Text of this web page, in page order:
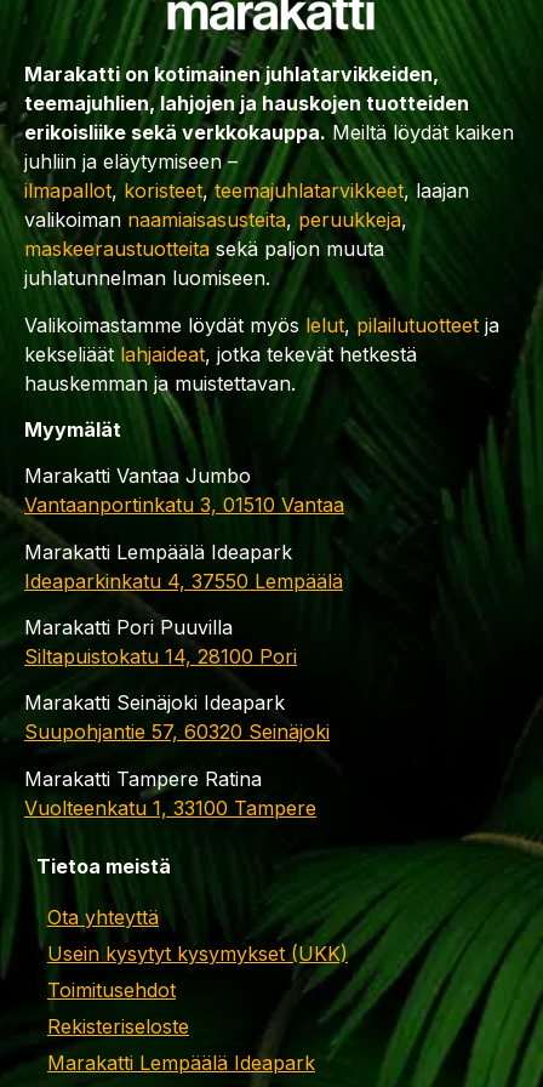
Marakatti on kotimainen juhlatarvikkeiden,
teemajuhlien, lahjojen ja hauskojen tuotteiden
erikoisliike sekä verkkokauppa. Meiltä löydät kaiken
juhliin ja eläytymiseen –
ilmapallot, koristeet,teemajuhlatarvikkeet, laajan
valikoiman naamiaisasusteita, peruukkeja,
maskeeraustuotteita sekä paljon muuta
juhlatunnelman luomiseen.
Valikoimastamme löydät myös lelut,pilailutuotteet ja
kekseliäät lahjaideat, jotka tekevät hetkestä
hauskemman ja muistettavan.
Myymälät
Marakatti Vantaa Jumbo
Vantaanportinkatu 3, 01510 Vantaa
Marakatti Lempäälä Ideapark
Ideaparkinkatu 4, 37550 Lempäälä
Marakatti Pori Puuvilla
Siltapuistokatu 14, 28100 Pori
Marakatti Seinäjoki Ideapark
Suupohjantie 57, 60320 Seinäjoki
Marakatti Tampere Ratina
Vuolteenkatu 1, 33100 Tampere
Tietoa meistä
Ota yhteyttä
Usein kysytyt kysymykset (UKK)
Toimitusehdot
Rekisteriseloste
Marakatti Lempäälä Ideapark